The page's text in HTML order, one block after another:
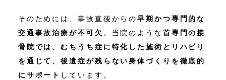
そのためには、事故直後からの早期かつ専門的な
交通事故治療が不可欠 。当院のような 首専門の接
骨院では、むちうち症に特化した施術とリハビリ
を通じて、後遺症が残らない身体づくりを徹底的
にサポート しています。